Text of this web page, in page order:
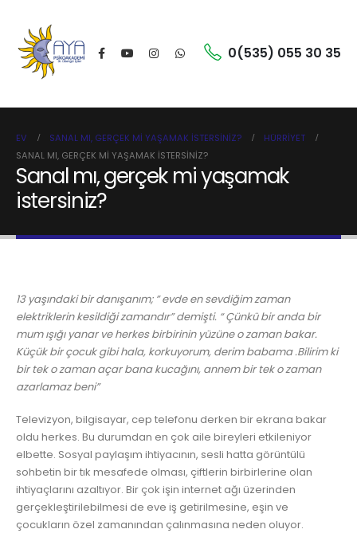
0(535) 055 30 35
EV SANAL MI, GERÇEK MI YAŞAMAK ISTERSINIZ?
HÜRRIYET
SANAL MI, GERÇEK MI YAŞAMAK ISTERSINIZ?
Sanal mı, gerçek mi yaşamak
istersiniz?
13 yaşındaki bir danışanım; ” evde en sevdiğim zaman
elektriklerin kesildiği zamandır” demişti. “ Çünkü bir anda bir
mum ışığı yanar ve herkes birbirinin yüzüne o zaman bakar.
Küçük bir çocuk gibi hala, korkuyorum, derim babama .Bilirim ki
bir tek o zaman açar bana kucağını, annem bir tek o zaman
azarlamaz beni”
Televizyon, bilgisayar, cep telefonu derken bir ekrana bakar
oldu herkes. Bu durumdan en çok aile bireyleri etkileniyor
elbette. Sosyal paylaşım ihtiyacının, sesli hatta görüntülü
sohbetin bir tık mesafede olması, çiftlerin birbirlerine olan
ihtiyaçlarını azaltıyor. Bir çok işin internet ağı üzerinden
gerçekleştirilebilmesi de eve iş getirilmesine, eşin ve
çocukların özel zamanından çalınmasına neden oluyor.